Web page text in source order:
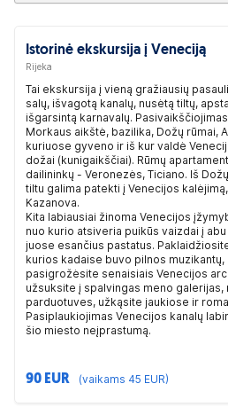
Istorinė ekskursija į Veneciją
Rijeka
Tai ekskursija į vieną gražiausių
salų, išvagotą kanalų, nusėtą tiltų,
išgarsintą karnavalų.
Morkaus aikštė, bazilika, Dožų rūmai,
kuriuose gyveno ir iš kur valdė
dožai (kunigaikščiai). Rūmų
dailininkų - Veronezės, Ticiano. Iš
tiltu galima patekti į Venecijos
Kazanova.
Kita labiausiai žinoma Venecijos
nuo kurio atsiveria puikūs vaizdai į abu
juose esančius pastatus.
kurios kadaise buvo pilnos muzikantų,
pasigrožėsite senaisiais Venecijos
užsuksite į spalvingas meno galerijas,
parduotuves, užkąsite jaukiose ir
Pasiplaukiojimas Venecijos kanalų
šio miesto neįprastumą.
90 EUR (vaikams 45 EUR)